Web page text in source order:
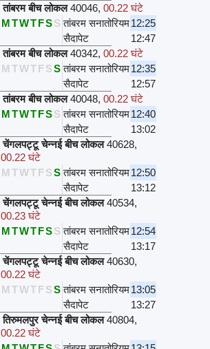
तांबरम बीच लोकल 40046,00.22 घंटे
MTWTFSS तांबरम सनातोरियम12:25
सैदापेट
12:47
तांबरम बीच लोकल 40342,00.22 घंटे
M TWTFSS तांबरम सनातोरियम12:35
सैदापेट
12:57
तांबरम बीच लोकल 40048,00.22 घंटे
MTWTFSS तांबरम सनातोरियम12:40
सैदापेट
13:02
चेंगलपट्टू चेन्नई बीच लोकल 40628,
00.22 घंटे
M TWTFSS तांबरम सनातोरियम12:50
सैदापेट
13:12
चेंगलपट्टू चेन्नई बीच लोकल 40534,
00.23 घंटे
MTWTFSS तांबरम सनातोरियम12:54
सैदापेट
13:17
चेंगलपट्टू चेन्नई बीच लोकल 40630,
00.22 घंटे
M TWTFSS तांबरम सनातोरियम13:05
सैदापेट
13:27
तिरुमलपुर चेन्नई बीच लोकल 40804,
00.22 घंटे